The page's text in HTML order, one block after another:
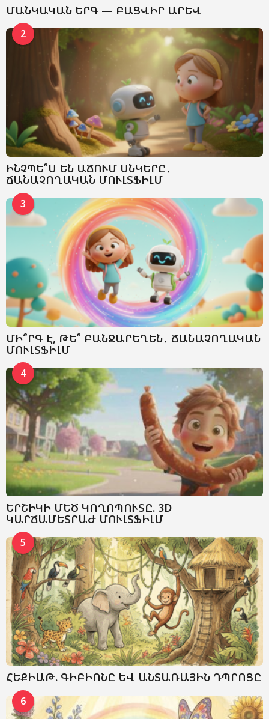
ՄԱՆԿԱԿԱՆ ԵՐԳ — ԲԱՑՎԻՐ ԱՐԵՎ
2
ԻՆՉՊԵ՞Ս ԵՆ ԱՃՈՒՄ ՍՆԿԵՐԸ․
ՃԱՆԱՉՈՂԱԿԱՆ ՄՈՒԼՏՖԻԼՄ
3
ՄԻ՞ՐԳ Է, ԹԵ՞ ԲԱՆՋԱՐԵՂԵՆ․ ՃԱՆԱՉՈՂԱԿԱՆ
ՄՈՒԼՏՖԻԼՄ
4
ԵՐՇԻԿԻ ՄԵԾ ԿՈՂՈՊՈՒՏԸ. 3D
ԿԱՐՃԱՄԵՏՐԱԺ ՄՈՒԼՏՖԻԼՄ
5
ՀԵՔԻԱԹ. ԳԻԲԻՈՆԸ ԵՎ ԱՆՏԱՌԱՅԻՆ ԴՊՐՈՑԸ
6